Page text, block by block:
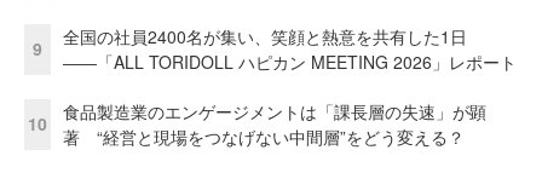
9
全国の社員2400名が集い、笑顔と熱意を共有した1日
――「ALL TORIDOLL ハピカン MEETING 2026」レポート
10
食品製造業のエンゲージメントは「課長層の失速」が顕
著 “経営と現場をつなげない中間層”をどう変える？